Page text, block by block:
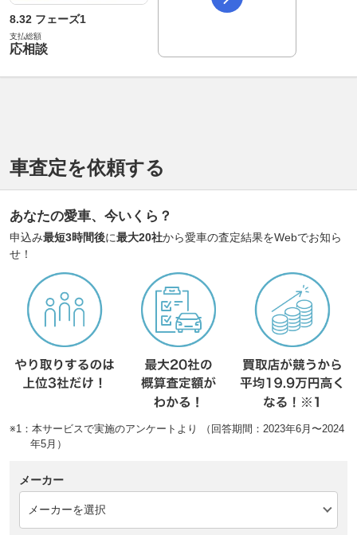
8.32 フェーズ1
支払総額
応相談
車査定を依頼する
あなたの愛車、今いくら？
申込み最短3時間後に最大20社から愛車の査定結果をWebでお知ら
せ！
※1：本サービスで実施のアンケートより （回答期間：2023年6月〜2024
年5月）
メーカー